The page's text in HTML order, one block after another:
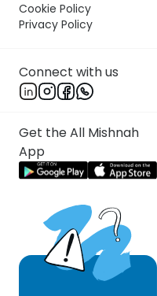
Cookie Policy
Privacy Policy
Connect with us
Get the All Mishnah
App
מקום שנהגו שלא למכור
גסה עגלים וסייחים שלמים
בשבורה ובן בתירה מתיר בסוס
ר' עובדיה מברטנורא
בהמתו של ישראל ויעשה בה
בשכירות שאין הסרסור
משכיר. שרי למכרה